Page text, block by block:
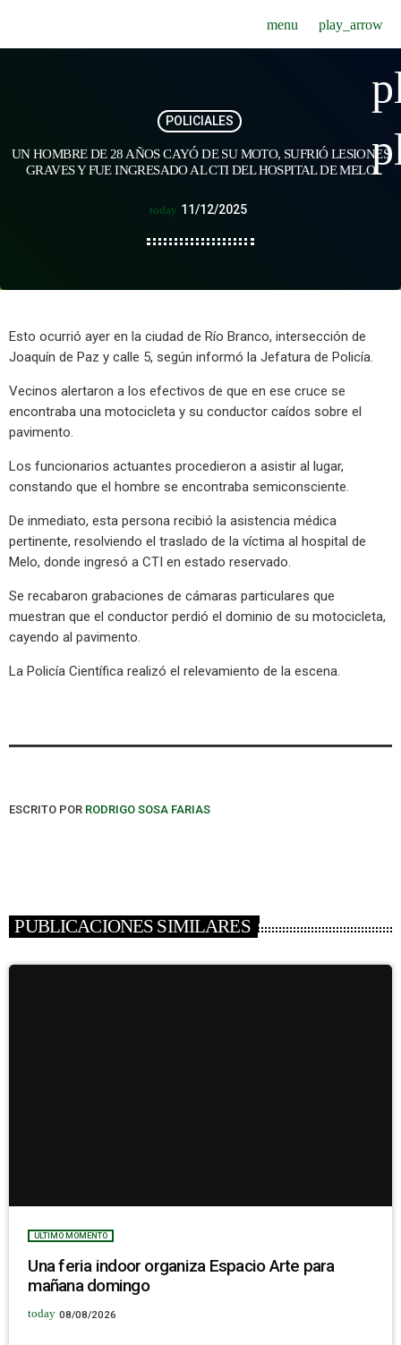
menu play_arrow
POLICIALES
UN HOMBRE DE 28 AÑOS CAYÓ DE SU MOTO, SUFRIÓ LESIONES
GRAVES Y FUE INGRESADO AL CTI DEL HOSPITAL DE MELO
today 11/12/2025
Esto ocurrió ayer en la ciudad de Río Branco, intersección de
Joaquín de Paz y calle 5, según informó la Jefatura de Policía.
Vecinos alertaron a los efectivos de que en ese cruce se
encontraba una motocicleta y su conductor caídos sobre el
pavimento.
Los funcionarios actuantes procedieron a asistir al lugar,
constando que el hombre se encontraba semiconsciente.
De inmediato, esta persona recibió la asistencia médica
pertinente, resolviendo el traslado de la víctima al hospital de
Melo, donde ingresó a CTI en estado reservado.
Se recabaron grabaciones de cámaras particulares que
muestran que el conductor perdió el dominio de su motocicleta,
cayendo al pavimento.
La Policía Científica realizó el relevamiento de la escena.
ESCRITO POR RODRIGO SOSA FARIAS
PUBLICACIONES SIMILARES
ULTIMO MOMENTO
Una feria indoor organiza Espacio Arte para
mañana domingo
today 08/08/2026